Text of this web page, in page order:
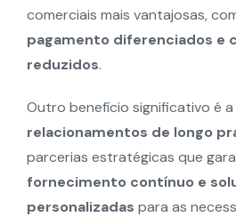
comerciais mais vantajosas,
pagamento diferenciados e
reduzidos.
Outro benefício significativo é
relacionamentos de longo
parcerias estratégicas que
fornecimento contínuo e
personalizadas para as